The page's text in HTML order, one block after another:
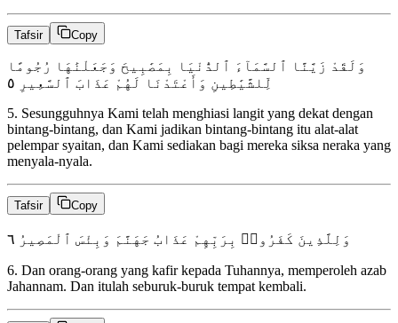
Tafsir Copy
وَلَقَدْ زَيَّنَّا ٱلسَّمَآءَ ٱلدُّنْيَا بِمَصَٰبِيحَ وَجَعَلْنَٰهَا رُجُومًا
لِّلشَّيَٰطِينِ وَأَعْتَدْنَا لَهُمْ عَذَابَ ٱلسَّعِيرِ ٥
5. Sesungguhnya Kami telah menghiasi langit yang dekat dengan
bintang-bintang, dan Kami jadikan bintang-bintang itu alat-alat
pelempar syaitan, dan Kami sediakan bagi mereka siksa neraka yang
menyala-nyala.
Tafsir Copy
وَلِلَّذِينَ كَفَرُوا۟ بِرَبِّهِمْ عَذَابُ جَهَنَّمَ وَبِئْسَ ٱلْمَصِيرُ ٦
6. Dan orang-orang yang kafir kepada Tuhannya, memperoleh azab
Jahannam. Dan itulah seburuk-buruk tempat kembali.